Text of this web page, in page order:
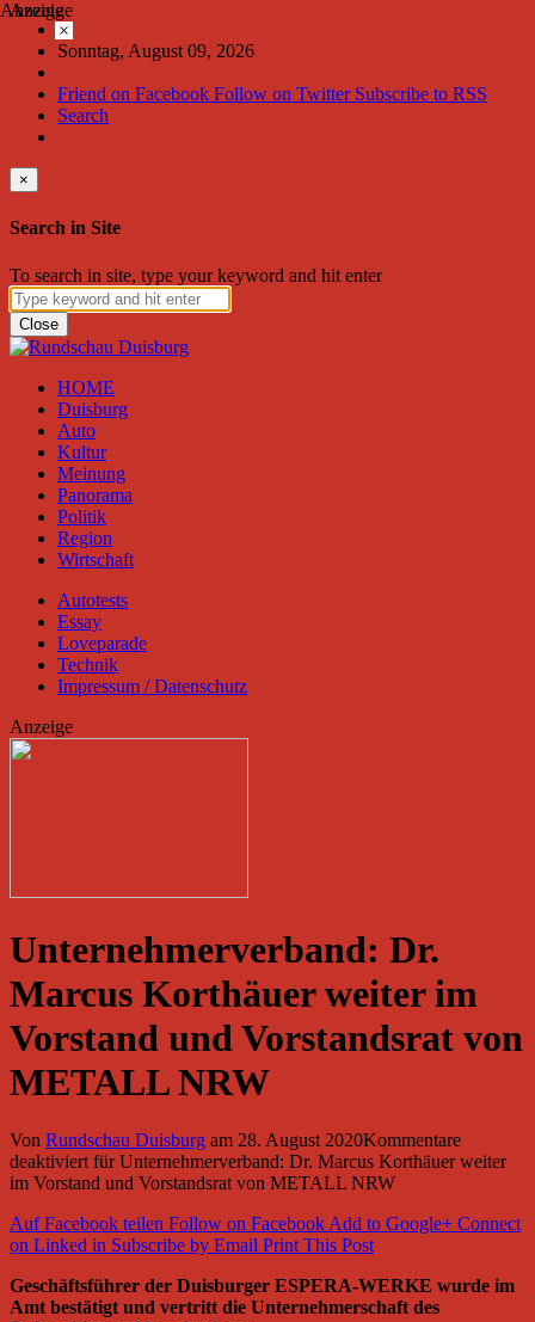
Sonntag, August 09, 2026
Friend on Facebook Follow on Twitter Subscribe to RSS
Search
×
Search in Site
To search in site, type your keyword and hit enter
Close
HOME
Duisburg
Auto
Kultur
Meinung
Panorama
Politik
Region
Wirtschaft
Autotests
Essay
Loveparade
Technik
Impressum / Datenschutz
Anzeige
Unternehmerverband: Dr.
Marcus Korthäuer weiter im
Vorstand und Vorstandsrat von
METALL NRW
Von Rundschau Duisburg am 28. August 2020Kommentare
deaktiviertfür Unternehmerverband: Dr. Marcus Korthäuer weiter
im Vorstand und Vorstandsrat von METALL NRW
Auf Facebook teilen Follow on FacebookAdd to Google+ Connect
on Linked in Subscribe by Email Print This Post
Geschäftsführer der Duisburger ESPERA-WERKE wurde im
Amt bestätigt und vertritt die Unternehmerschaft des
Anzeige
×
Anzeige